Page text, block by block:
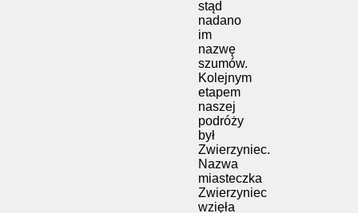
stąd
nadano
im
nazwę
szumów.
Kolejnym
etapem
naszej
podróży
był
Zwierzyniec.
Nazwa
miasteczka
Zwierzyniec
wzięła